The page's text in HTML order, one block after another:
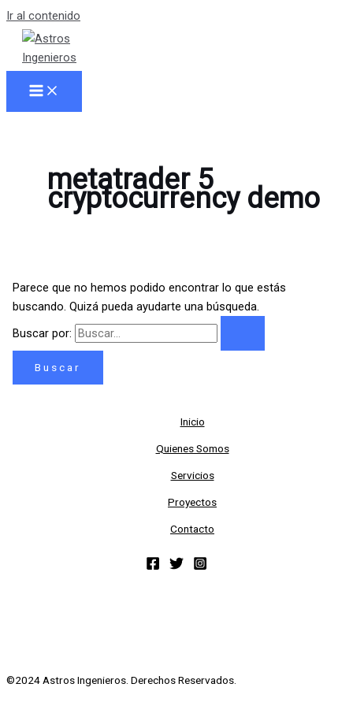
Ir al contenido
metatrader 5
cryptocurrency demo
Parece que no hemos podido encontrar lo que estás
buscando. Quizá pueda ayudarte una búsqueda.
Buscar por:
Inicio
Quienes Somos
Servicios
Proyectos
Contacto
©2024 Astros Ingenieros. Derechos Reservados.